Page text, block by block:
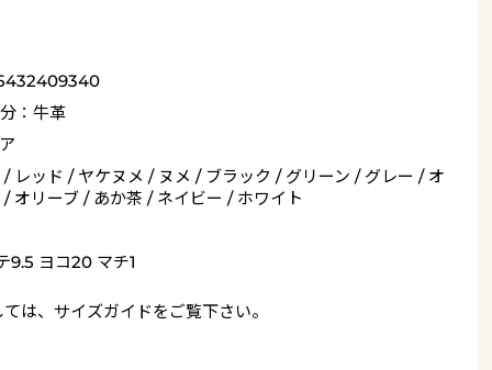
：牛革
/ レッド / ヤケヌメ / ヌメ / ブラック / グリーン / グレー / オ
オリーブ / あか茶 / ネイビー / ホワイト
9.5 ヨコ20 マチ1
は、 サイズガイドをご覧下さい。